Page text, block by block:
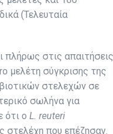
(Τελευταία
πλήρως στις απαιτήσεις
μελέτη σύγκρισης της
στελεχών σε
σωλήνα για
ότι ο L. reuteri
στελέχη που επέζησαν.